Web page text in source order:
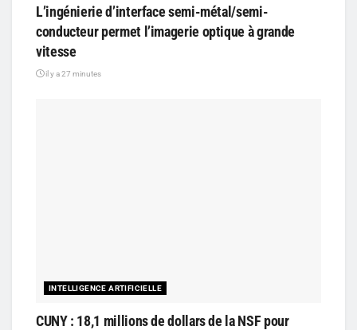
L’ingénierie d’interface semi-métal/semi-
conducteur permet l’imagerie optique à grande
vitesse
il y a 27 minutes
INTELLIGENCE ARTIFICIELLE
CUNY : 18,1 millions de dollars de la NSF pour